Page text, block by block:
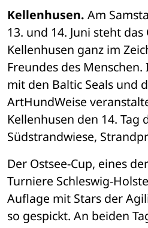
Kellenhusen. Am
13. und 14. Juni steht das
Kellenhusen ganz im
Freundes des
mit den Baltic Seals und
ArtHundWeise
Kellenhusen den 14. Tag
Südstrandwiese,
Der Ostsee-Cup, eines
Turniere Schleswig-
Auflage mit Stars der
so gespickt. An beiden